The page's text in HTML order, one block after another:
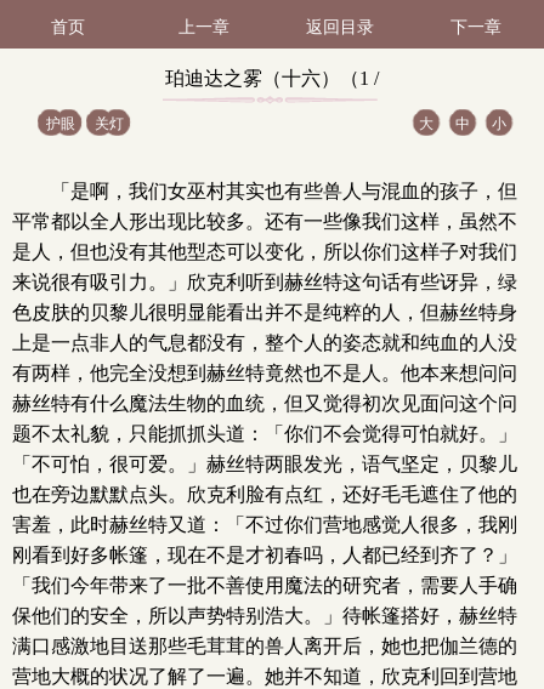
首页 上一章 返回目录 下一章
珀迪达之雾（十六）（1 /
护眼 关灯 大 中 小
「是啊，我们女巫村其实也有些兽人与混血的孩子，但
平常都以全人形出现比较多。还有一些像我们这样，虽然不
是人，但也没有其他型态可以变化，所以你们这样子对我们
来说很有吸引力。」欣克利听到赫丝特这句话有些讶异，绿
色皮肤的贝黎儿很明显能看出并不是纯粹的人，但赫丝特身
上是一点非人的气息都没有，整个人的姿态就和纯血的人没
有两样，他完全没想到赫丝特竟然也不是人。他本来想问问
赫丝特有什么魔法生物的血统，但又觉得初次见面问这个问
题不太礼貌，只能抓抓头道：「你们不会觉得可怕就好。」
「不可怕，很可爱。」赫丝特两眼发光，语气坚定，贝黎儿
也在旁边默默点头。欣克利脸有点红，还好毛毛遮住了他的
害羞，此时赫丝特又道：「不过你们营地感觉人很多，我刚
刚看到好多帐篷，现在不是才初春吗，人都已经到齐了？」
「我们今年带来了一批不善使用魔法的研究者，需要人手确
保他们的安全，所以声势特别浩大。」待帐篷搭好，赫丝特
满口感激地目送那些毛茸茸的兽人离开后，她也把伽兰德的
营地大概的状况了解了一遍。她并不知道，欣克利回到营地